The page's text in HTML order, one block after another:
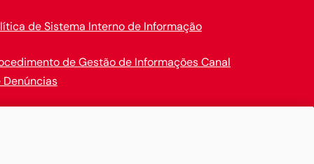
de Sistema Interno de Informação
de Gestão de Informações Canal
Denúncias